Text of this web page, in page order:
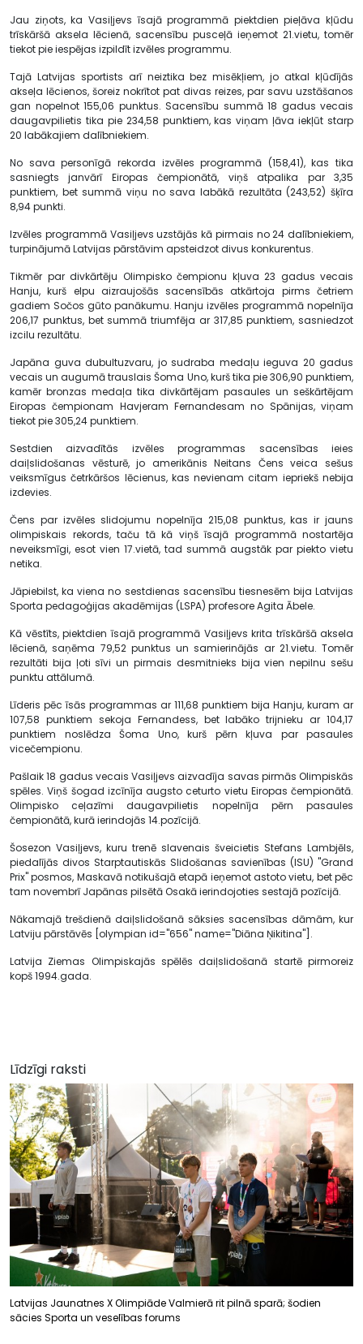
Jau ziņots, ka Vasiļjevs īsajā programmā piektdien pieļāva kļūdu
trīskāršā aksela lēcienā, sacensību pusceļā ieņemot 21.vietu, tomēr
tiekot pie iespējas izpildīt izvēles programmu.
Tajā Latvijas sportists arī neiztika bez misēkļiem, jo atkal kļūdījās
akseļa lēcienos, šoreiz nokrītot pat divas reizes, par savu uzstāšanos
gan nopelnot 155,06 punktus. Sacensību summā 18 gadus vecais
daugavpilietis tika pie 234,58 punktiem, kas viņam ļāva iekļūt starp
20 labākajiem dalībniekiem.
No sava personīgā rekorda izvēles programmā (158,41), kas tika
sasniegts janvārī Eiropas čempionātā, viņš atpalika par 3,35
punktiem, bet summā viņu no sava labākā rezultāta (243,52) šķīra
8,94 punkti.
Izvēles programmā Vasiļjevs uzstājās kā pirmais no 24 dalībniekiem,
turpinājumā Latvijas pārstāvim apsteidzot divus konkurentus.
Tikmēr par divkārtēju Olimpisko čempionu kļuva 23 gadus vecais
Hanju, kurš elpu aizraujošās sacensībās atkārtoja pirms četriem
gadiem Sočos gūto panākumu. Hanju izvēles programmā nopelnīja
206,17 punktus, bet summā triumfēja ar 317,85 punktiem, sasniedzot
izcilu rezultātu.
Japāna guva dubultuzvaru, jo sudraba medaļu ieguva 20 gadus
vecais un augumā trauslais Šoma Uno, kurš tika pie 306,90 punktiem,
kamēr bronzas medaļa tika divkārtējam pasaules un seškārtējam
Eiropas čempionam Havjeram Fernandesam no Spānijas, viņam
tiekot pie 305,24 punktiem.
Sestdien aizvadītās izvēles programmas sacensības ieies
daiļslidošanas vēsturē, jo amerikānis Neitans Čens veica sešus
veiksmīgus četrkāršos lēcienus, kas nevienam citam iepriekš nebija
izdevies.
Čens par izvēles slidojumu nopelnīja 215,08 punktus, kas ir jauns
olimpiskais rekords, taču tā kā viņš īsajā programmā nostartēja
neveiksmīgi, esot vien 17.vietā, tad summā augstāk par piekto vietu
netika.
Jāpiebilst, ka viena no sestdienas sacensību tiesnesēm bija Latvijas
Sporta pedagoģijas akadēmijas (LSPA) profesore Agita Ābele.
Kā vēstīts, piektdien īsajā programmā Vasiļjevs krita trīskāršā aksela
lēcienā, saņēma 79,52 punktus un samierinājās ar 21.vietu. Tomēr
rezultāti bija ļoti sīvi un pirmais desmitnieks bija vien nepilnu sešu
punktu attālumā.
Līderis pēc īsās programmas ar 111,68 punktiem bija Hanju, kuram ar
107,58 punktiem sekoja Fernandess, bet labāko trijnieku ar 104,17
punktiem noslēdza Šoma Uno, kurš pērn kļuva par pasaules
vicečempionu.
Pašlaik 18 gadus vecais Vasiļjevs aizvadīja savas pirmās Olimpiskās
spēles. Viņš šogad izcīnīja augsto ceturto vietu Eiropas čempionātā.
Olimpisko ceļazīmi daugavpilietis nopelnīja pērn pasaules
čempionātā, kurā ierindojās 14.pozīcijā.
Šosezon Vasiļjevs, kuru trenē slavenais šveicietis Stefans Lambjēls,
piedalījās divos Starptautiskās Slidošanas savienības (ISU) "Grand
Prix" posmos, Maskavā notikušajā etapā ieņemot astoto vietu, bet pēc
tam novembrī Japānas pilsētā Osakā ierindojoties sestajā pozīcijā.
Nākamajā trešdienā daiļslidošanā sāksies sacensības dāmām, kur
Latviju pārstāvēs [olympian id="656" name="Diāna Ņikitina"].
Latvija Ziemas Olimpiskajās spēlēs daiļslidošanā startē pirmoreiz
kopš 1994.gada.
Līdzīgi raksti
Latvijas Jaunatnes X Olimpiāde Valmierā rit pilnā sparā; šodien
sācies Sporta un veselības forums